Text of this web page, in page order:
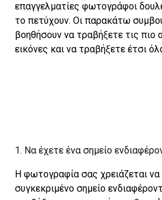
επαγγελματίες φωτογράφοι
το πετύχουν. Οι παρακάτω
βοηθήσουν να τραβήξετε τις πιο
εικόνες και να τραβήξετε έτσι
1. Να έχετε ένα σημείο
Η φωτογραφία σας χρειάζεται να
συγκεκριμένο σημείο